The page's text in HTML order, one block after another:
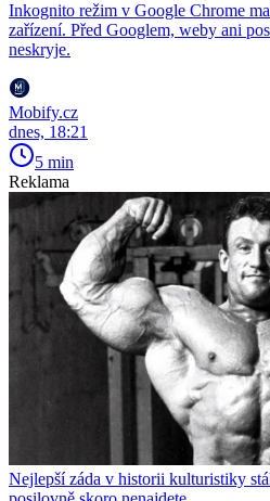
Inkognito režim v Google Chrome
zařízení. Před Googlem, weby ani
neskryje.
Mobify.cz
dnes, 18:21
5 min
Reklama
Nejlepší záda v historii kulturistiky